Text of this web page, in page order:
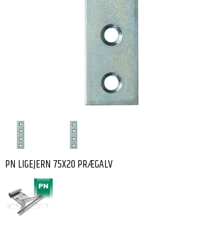
PN LIGEJERN 75X20 PRÆGALV